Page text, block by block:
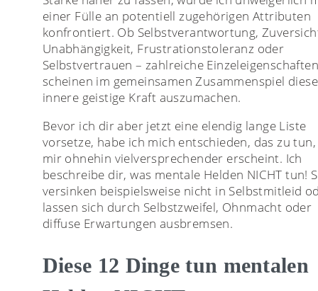
einer Fülle an potentiell zugehörigen Attributen
konfrontiert. Ob Selbstverantwortung,
Unabhängigkeit, Frustrationstoleranz oder
Selbstvertrauen – zahlreiche
scheinen im gemeinsamen Zusammenspiel diese
innere geistige Kraft auszumachen.
Bevor ich dir aber jetzt eine elendig lange Liste
vorsetze, habe ich mich entschieden, das zu tun,
mir ohnehin vielversprechender erscheint. Ich
beschreibe dir, was mentale Helden NICHT tun!
versinken beispielsweise nicht in Selbstmitleid
lassen sich durch Selbstzweifel, Ohnmacht oder
diffuse Erwartungen ausbremsen.
Diese 12 Dinge tun mentalen